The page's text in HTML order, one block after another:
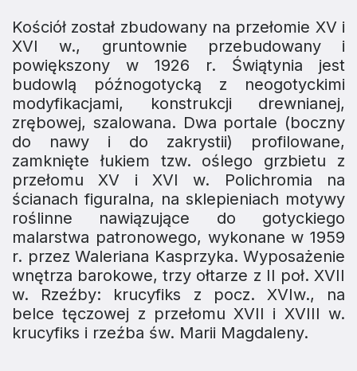
Kościół został zbudowany na przełomie XV i
XVI w., gruntownie przebudowany i
powiększony w 1926 r. Świątynia jest
budowlą późnogotycką z neogotyckimi
modyfikacjami, konstrukcji drewnianej,
zrębowej, szalowana. Dwa portale (boczny
do nawy i do zakrystii) profilowane,
zamknięte łukiem tzw. oślego grzbietu z
przełomu XV i XVI w. Polichromia na
ścianach figuralna, na sklepieniach motywy
roślinne nawiązujące do gotyckiego
malarstwa patronowego, wykonane w 1959
r. przez Waleriana Kasprzyka. Wyposażenie
wnętrza barokowe, trzy ołtarze z II poł. XVII
w. Rzeźby: krucyfiks z pocz. XVIw., na
belce tęczowej z przełomu XVII i XVIII w.
krucyfiks i rzeźba św. Marii Magdaleny.